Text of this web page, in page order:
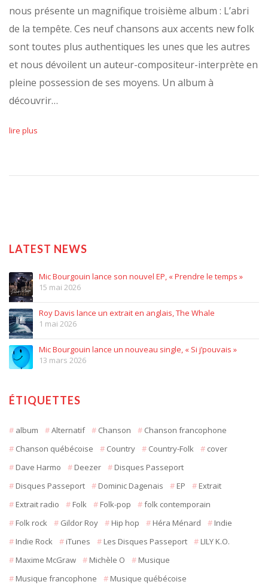
nous présente un magnifique troisième album : L’abri
de la tempête. Ces neuf chansons aux accents new folk
sont toutes plus authentiques les unes que les autres
et nous dévoilent un auteur-compositeur-interprète en
pleine possession de ses moyens. Un album à
découvrir…
lire plus
LATEST NEWS
Mic Bourgouin lance son nouvel EP, « Prendre le temps »
15 mai 2026
Roy Davis lance un extrait en anglais, The Whale
1 mai 2026
Mic Bourgouin lance un nouveau single, « Si j’pouvais »
13 mars 2026
ÉTIQUETTES
album Alternatif Chanson
Chanson francophone
Chanson québécoise
Country Country-Folk
cover
Dave Harmo
Deezer
Disques Passeport
Disques Passeport
Dominic Dagenais EP
Extrait
Extrait radio
Folk Folk-pop
folk contemporain
Folk rock
Gildor Roy Hip hop Héra Ménard
Indie
Indie Rock
iTunes Les Disques Passeport
LILY K.O.
Maxime McGraw
Michèle O
Musique
Musique francophone
Musique québécoise